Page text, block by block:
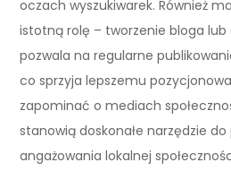
oczach wyszukiwarek. Również
istotną rolę – tworzenie bloga
pozwala na regularne
co sprzyja lepszemu
zapominać o mediach
stanowią doskonałe narzędzie
angażowania lokalnej